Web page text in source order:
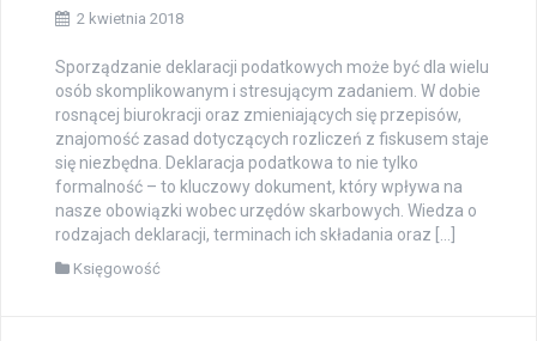
2 kwietnia 2018
Sporządzanie deklaracji podatkowych może być dla wielu
osób skomplikowanym i stresującym zadaniem. W dobie
rosnącej biurokracji oraz zmieniających się przepisów,
znajomość zasad dotyczących rozliczeń z fiskusem staje
się niezbędna. Deklaracja podatkowa to nie tylko
formalność – to kluczowy dokument, który wpływa na
nasze obowiązki wobec urzędów skarbowych. Wiedza o
rodzajach deklaracji, terminach ich składania oraz […]
Księgowość